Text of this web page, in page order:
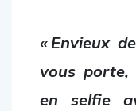
« Envieux
vous porte,
en selfie